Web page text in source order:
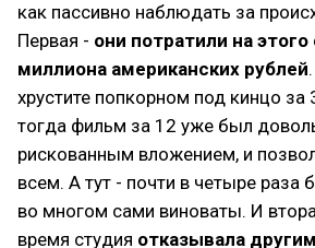
как пассивно наблюдать за
Первая - они потратили на
миллиона американских рублей
хрустите попкорном под кинцо
тогда фильм за 12 уже был
рискованным вложением, и
всем. А тут - почти в четыре раза
во многом сами виноваты. И
время студия отказывала